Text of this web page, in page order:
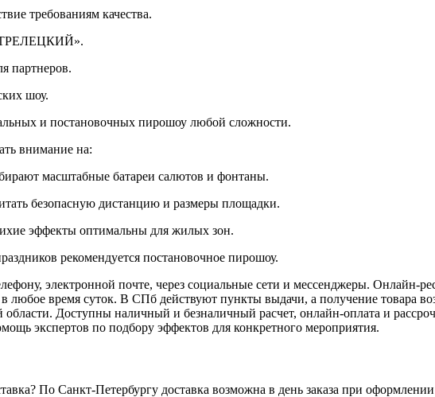
требованиям качества.
партнеров.
шоу.
и постановочных пирошоу любой сложности.
внимание на:
масштабные батареи салютов и фонтаны.
безопасную дистанцию и размеры площадки.
эффекты оптимальны для жилых зон.
рекомендуется постановочное пирошоу.
электронной почте, через социальные сети и мессенджеры.
время суток. В СПб действуют пункты выдачи, а получение товара
Доступны наличный и безналичный расчет, онлайн-оплата и
экспертов по подбору эффектов для конкретного мероприятия.
По Санкт-Петербургу доставка возможна в день заказа при